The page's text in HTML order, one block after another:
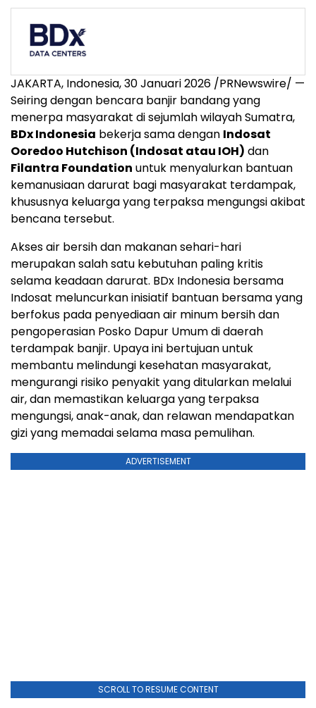
JAKARTA, Indonesia, 30 Januari 2026 /PRNewswire/ —
Seiring dengan bencara banjir bandang yang
menerpa masyarakat di sejumlah wilayah Sumatra,
BDx Indonesia bekerja sama dengan Indosat
Ooredoo Hutchison (Indosat atau IOH) dan
Filantra Foundation untuk menyalurkan bantuan
kemanusiaan darurat bagi masyarakat terdampak,
khususnya keluarga yang terpaksa mengungsi akibat
bencana tersebut.
Akses air bersih dan makanan sehari-hari
merupakan salah satu kebutuhan paling kritis
selama keadaan darurat. BDx Indonesia bersama
Indosat meluncurkan inisiatif bantuan bersama yang
berfokus pada penyediaan air minum bersih dan
pengoperasian Posko Dapur Umum di daerah
terdampak banjir. Upaya ini bertujuan untuk
membantu melindungi kesehatan masyarakat,
mengurangi risiko penyakit yang ditularkan melalui
air, dan memastikan keluarga yang terpaksa
mengungsi, anak-anak, dan relawan mendapatkan
gizi yang memadai selama masa pemulihan.
ADVERTISEMENT
SCROLL TO RESUME CONTENT